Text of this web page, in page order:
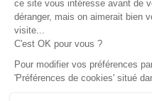
39220 Bois d'Amont
FRANCE
+33384341515
@lacroix-emballages